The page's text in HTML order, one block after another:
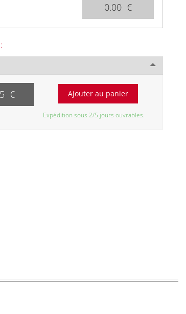
0.00 €
€
Expédition sous 2/5 jours ouvrables.